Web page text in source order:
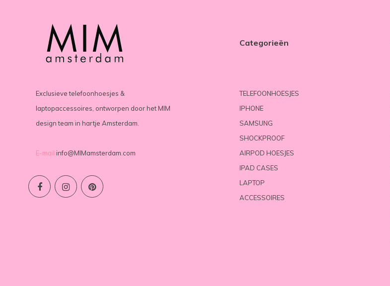
Exclusieve telefoonhoesjes &
laptopaccessoires, ontworpen door het MIM
design team in hartje Amsterdam.
E-mail info@MIMamsterdam.com
Categorieën
TELEFOONHOESJES
IPHONE
SAMSUNG
SHOCKPROOF
AIRPOD HOESJES
IPAD CASES
LAPTOP
ACCESSOIRES